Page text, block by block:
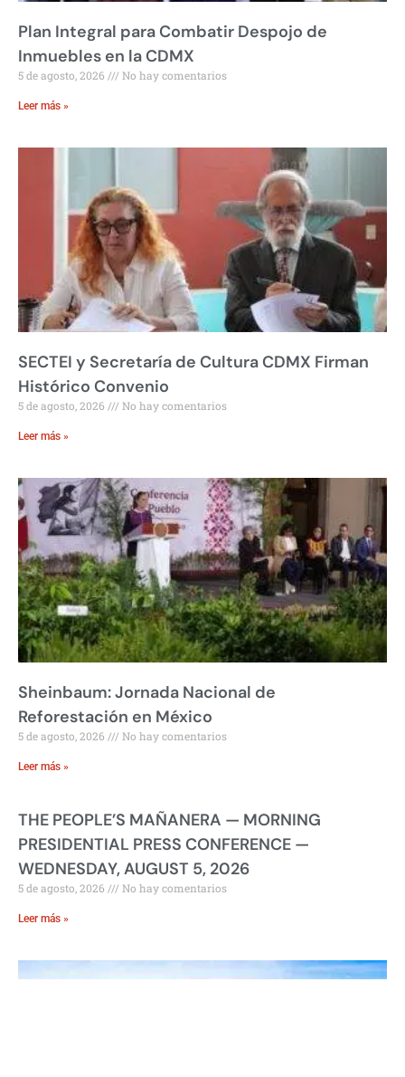
Plan Integral para Combatir Despojo de
Inmuebles en la CDMX
5 de agosto, 2026 No hay comentarios
Leer más »
SECTEI y Secretaría de Cultura CDMX Firman
Histórico Convenio
5 de agosto, 2026 No hay comentarios
Leer más »
Sheinbaum: Jornada Nacional de
Reforestación en México
5 de agosto, 2026 No hay comentarios
Leer más »
THE PEOPLE’S MAÑANERA — MORNING
PRESIDENTIAL PRESS CONFERENCE —
WEDNESDAY, AUGUST 5, 2026
5 de agosto, 2026 No hay comentarios
Leer más »